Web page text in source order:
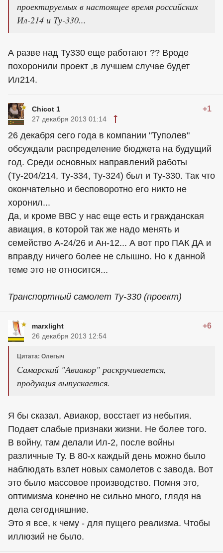
проектируемых в настоящее время российских
Ил-214 и Ту-330...
А разве над Ту330 еще работают ?? Вроде
похоронили проект ,в лучшем случае будет
Ил214.
Chicot 1 +1
27 декабря 2013 01:14
26 декабря сего года в компании "Туполев"
обсуждали распределение бюджета на будущий
год. Среди основных направлений работы
(Ту-204/214, Ту-334, Ту-324) был и Ту-330. Так что
окончательно и бесповоротно его никто не
хоронил...
Да, и кроме ВВС у нас еще есть и гражданская
авиация, в которой так же надо менять и
семейство А-24/26 и Ан-12... А вот про ПАК ДА и
вправду ничего более не слышно. Но к данной
теме это не относится...
Транспортный самолет Ту-330 (проект)
marxlight +6
26 декабря 2013 12:54
Цитата: Олегыч
Самарский "Авиакор" раскручивается,
продукция выпускается.
Я бы сказал, Авиакор, восстает из небытия.
Подает слабые признаки жизни. Не более того.
В войну, там делали Ил-2, после войны
различные Ту. В 80-х каждый день можно было
наблюдать взлет новых самолетов с завода. Вот
это было массовое производство. Помня это,
оптимизма конечно не сильно много, глядя на
дела сегодняшние.
Это я все, к чему - для пущего реализма. Чтобы
иллюзий не было.